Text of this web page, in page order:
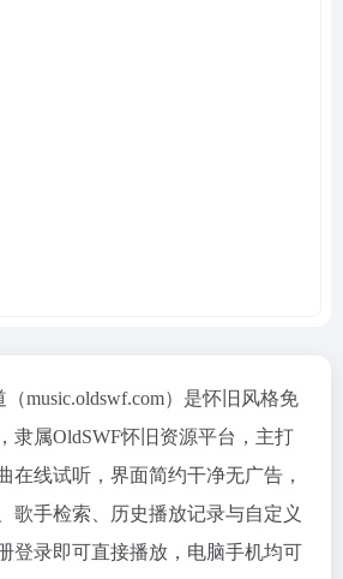
（music.oldswf.com）是怀旧风格免
隶属OldSWF怀旧资源平台，主打
在线试听，界面简约干净无广告，
歌手检索、历史播放记录与自定义
登录即可直接播放，电脑手机均可